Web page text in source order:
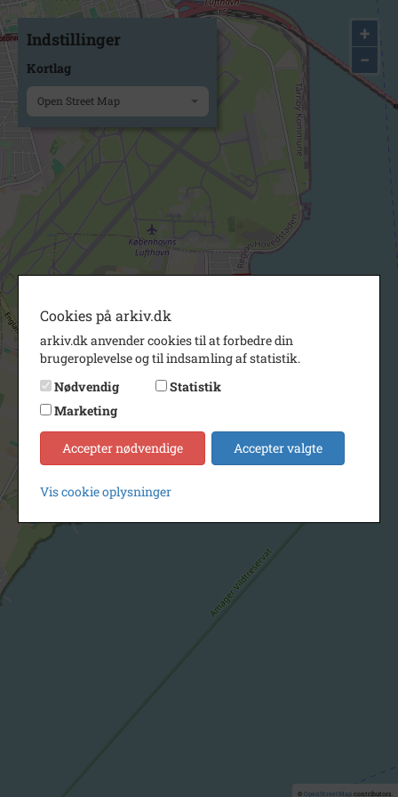
+
−
© OpenStreetMapcontributors.
Indstillinger
Kortlag
Open Street Map
Cookies på arkiv.dk
arkiv.dk anvender cookies til at forbedre din
brugeroplevelse og til indsamling af statistik.
Nødvendig
Statistik
Marketing
Accepter nødvendige Accepter valgte
Vis cookie oplysninger